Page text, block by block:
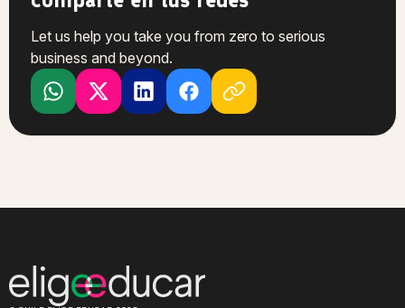
Let us help you take you from zero to serious
business and beyond.